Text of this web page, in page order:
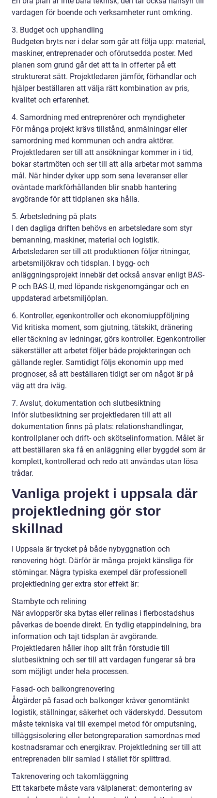
vardagen för boende och verksamheter runt omkring.
3. Budget och upphandling
Budgeten bryts ner i delar som går att följa upp: material,
maskiner, entreprenader och oförutsedda poster. Med
planen som grund går det att ta in offerter på ett
strukturerat sätt. Projektledaren jämför, förhandlar och
hjälper beställaren att välja rätt kombination av pris,
kvalitet och erfarenhet.
4. Samordning med entreprenörer och myndigheter
För många projekt krävs tillstånd, anmälningar eller
samordning med kommunen och andra aktörer.
Projektledaren ser till att ansökningar kommer in i tid,
bokar startmöten och ser till att alla arbetar mot samma
mål. När hinder dyker upp som sena leveranser eller
oväntade markförhållanden blir snabb hantering
avgörande för att tidplanen ska hålla.
5. Arbetsledning på plats
I den dagliga driften behövs en arbetsledare som styr
bemanning, maskiner, material och logistik.
Arbetsledaren ser till att produktionen följer ritningar,
arbetsmiljökrav och tidsplan. I bygg- och
anläggningsprojekt innebär det också ansvar enligt BAS-
P och BAS-U, med löpande riskgenomgångar och en
uppdaterad arbetsmiljöplan.
6. Kontroller, egenkontroller och ekonomiuppföljning
Vid kritiska moment, som gjutning, tätskikt, dränering
eller täckning av ledningar, görs kontroller. Egenkontroller
säkerställer att arbetet följer både projekteringen och
gällande regler. Samtidigt följs ekonomin upp med
prognoser, så att beställaren tidigt ser om något är på
väg att dra iväg.
7. Avslut, dokumentation och slutbesiktning
Inför slutbesiktning ser projektledaren till att all
dokumentation finns på plats: relationshandlingar,
kontrollplaner och drift- och skötselinformation. Målet är
att beställaren ska få en anläggning eller byggdel som är
komplett, kontrollerad och redo att användas utan lösa
trådar.
Vanliga projekt i uppsala där
projektledning gör stor
skillnad
I Uppsala är trycket på både nybyggnation och
renovering högt. Därför är många projekt känsliga för
störningar. Några typiska exempel där professionell
projektledning ger extra stor effekt är:
Stambyte och relining
När avloppsrör ska bytas eller relinas i flerbostadshus
påverkas de boende direkt. En tydlig etappindelning, bra
information och tajt tidsplan är avgörande.
Projektledaren håller ihop allt från förstudie till
slutbesiktning och ser till att vardagen fungerar så bra
som möjligt under hela processen.
Fasad- och balkongrenovering
Åtgärder på fasad och balkonger kräver genomtänkt
logistik, ställningar, säkerhet och väderskydd. Dessutom
måste tekniska val till exempel metod för omputsning,
tilläggsisolering eller betongreparation samordnas med
kostnadsramar och energikrav. Projektledning ser till att
entreprenaden blir samlad i stället för splittrad.
Takrenovering och takomläggning
Ett takarbete måste vara välplanerat: demontering av